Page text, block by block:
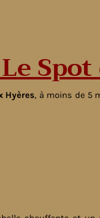
Hyères, à moins de 5